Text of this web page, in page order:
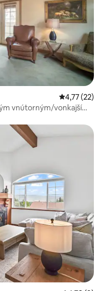
Priemerné
4,77 (22)
vnútorným/vonkajším